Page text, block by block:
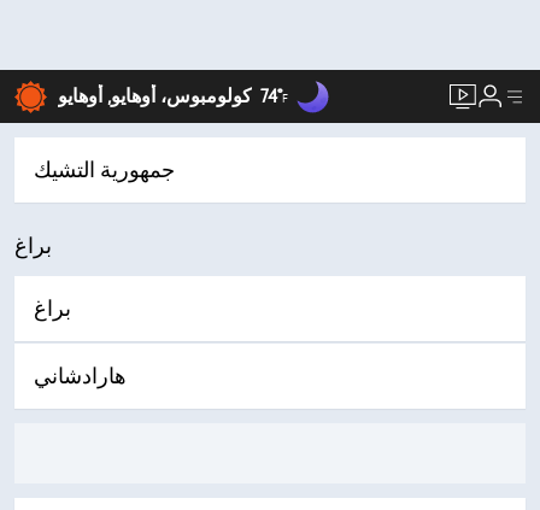
كولومبوس، أوهايو, أوهايو 74°F
جمهورية التشيك
براغ
براغ
هارادشاني